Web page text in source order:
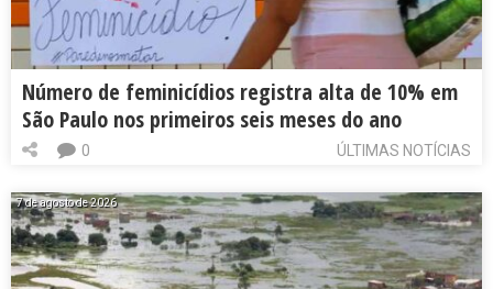
Número de feminicídios registra alta de 10% em
São Paulo nos primeiros seis meses do ano
ÚLTIMAS NOTÍCIAS
0
7 de agosto de 2026